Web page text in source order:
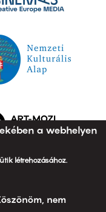
a webhelyen
létrehozásához.
nem